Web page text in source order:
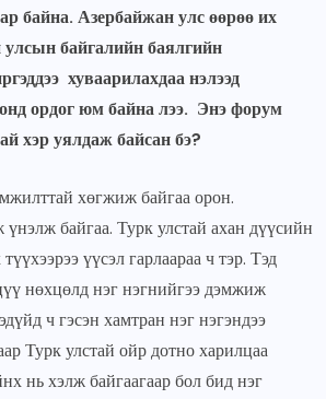
байна. Азербайжан улс өөрөө их
байгалийн баялгийн
хуваарилахдаа нэлээд
ордог юм байна лээ. Энэ форум
хэр уялдаж байсан бэ?
хөгжиж байгаа орон.
байгаа. Турк улстай ахан дүүсийн
үүсэл гарлаараа ч тэр. Тэд
нөхцөлд нэг нэгнийгээ дэмжиж
ч гэсэн хамтран нэг нэгэндээ
Турк улстай ойр дотно харилцаа
нь хэлж байгаагаар бол бид нэг